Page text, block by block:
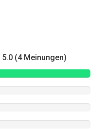
5.0 (4 Meinungen)